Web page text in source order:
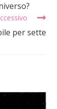
per sette